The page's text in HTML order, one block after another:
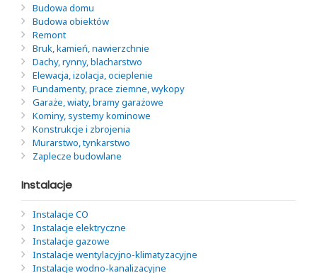
Budowa domu
Budowa obiektów
Remont
Bruk, kamień, nawierzchnie
Dachy, rynny, blacharstwo
Elewacja, izolacja, ocieplenie
Fundamenty, prace ziemne, wykopy
Garaże, wiaty, bramy garażowe
Kominy, systemy kominowe
Konstrukcje i zbrojenia
Murarstwo, tynkarstwo
Zaplecze budowlane
Instalacje
Instalacje CO
Instalacje elektryczne
Instalacje gazowe
Instalacje wentylacyjno-klimatyzacyjne
Instalacje wodno-kanalizacyjne